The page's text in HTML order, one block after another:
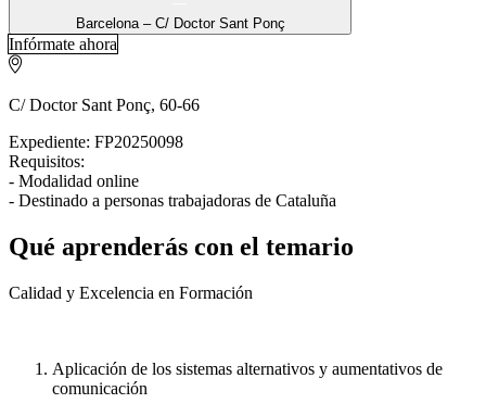
Barcelona – C/ Doctor Sant Ponç
Infórmate ahora
C/ Doctor Sant Ponç, 60-66
Expediente: FP20250098
Requisitos:
- Modalidad online
- Destinado a personas trabajadoras de Cataluña
Qué aprenderás con el temario
Calidad y Excelencia en Formación
Aplicación de los sistemas alternativos y aumentativos de
comunicación